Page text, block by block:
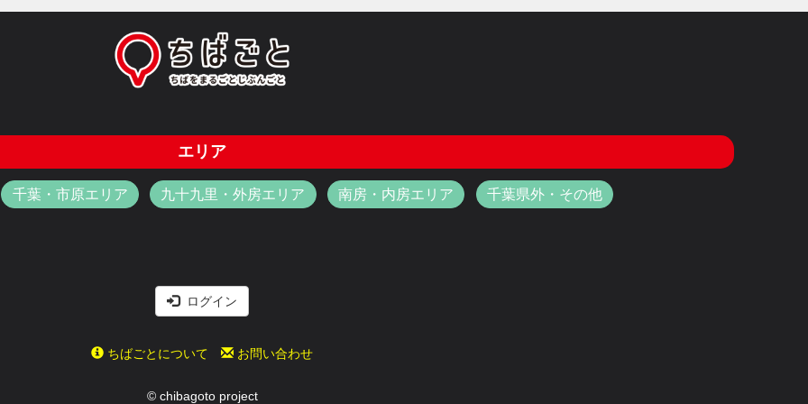
エリア
千葉・市原エリア 九十九里・外房エリア 南房・内房エリア 千葉県外・その他
ログイン
ちばごとについて お問い合わせ
© chibagoto project